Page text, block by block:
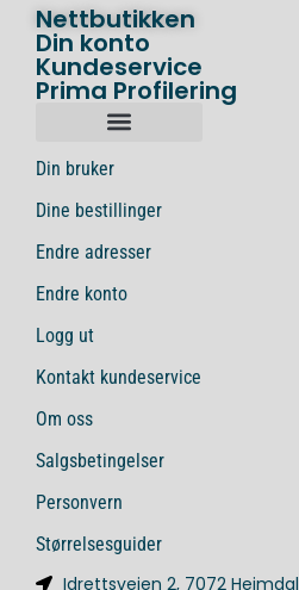
Nettbutikken
Din konto
Kundeservice
Prima Profilering
Din bruker
Dine bestillinger
Endre adresser
Endre konto
Logg ut
Kontakt kundeservice
Om oss
Salgsbetingelser
Personvern
Størrelsesguider
Idrettsveien 2, 7072 Heimdal